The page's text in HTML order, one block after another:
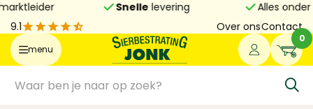
Snellelevering Alles onder1 dak
9.1
Over onsContact
menu
0